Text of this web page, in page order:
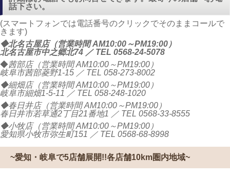
話下さい。
(スマートフォンでは電話番号のクリックでそのままコールで
きます)
◆北名古屋店（営業時間 AM10:00～PM19:00）
北名古屋市中之郷北74 ／ TEL 0568-24-5078
◆茜部店（営業時間 AM10:00～PM19:00）
岐阜市茜部菱野1-15 ／ TEL 058-273-8002
◆細畑店（営業時間 AM10:00～PM19:00）
岐阜市細畑1-5-11 ／ TEL 058-248-1020
◆春日井店（営業時間 AM10:00～PM19:00）
春日井市若草通2丁目21番地1 ／ TEL 0568-33-8555
◆小牧店（営業時間 AM10:00～PM19:00）
愛知県小牧市弥生町151 ／ TEL 0568-68-8998
~愛知・岐阜で5店舗展開!!各店舗10km圏内地域~